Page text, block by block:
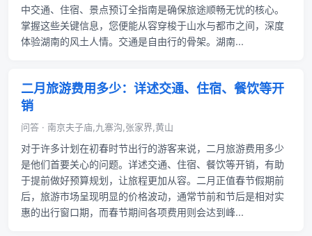
中交通、住宿、景点预订全指南是确保旅途顺畅无忧的核心。
掌握这些关键信息，您便能从容穿梭于山水与都市之间，深度
体验湖南的风土人情。交通是自由行的骨架。湖南...
二月旅游费用多少：详述交通、住宿、餐饮等开
销
问答 · 南京夫子庙,九寨沟,张家界,黄山
对于许多计划在初春时节出行的游客来说，二月旅游费用多少
是他们首要关心的问题。详述交通、住宿、餐饮等开销，有助
于提前做好预算规划，让旅程更加从容。二月正值春节假期前
后，旅游市场呈现明显的价格波动，通常节前和节后是相对实
惠的出行窗口期，而春节期间各项费用则会达到峰...